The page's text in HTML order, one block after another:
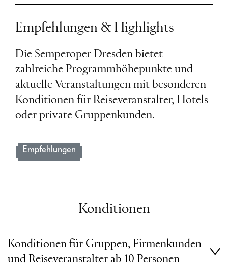
Empfehlungen & Highlights
Die Semperoper Dresden bietet
zahlreiche Programmhöhepunkte und
aktuelle Veranstaltungen mit besonderen
Konditionen für Reiseveranstalter, Hotels
oder private Gruppenkunden.
Empfehlungen
Konditionen
Konditionen für Gruppen, Firmenkunden
und Reiseveranstalter ab 10 Personen